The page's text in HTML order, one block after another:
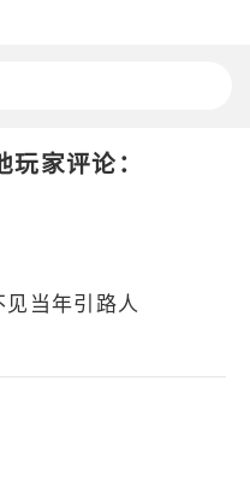
家评论：
当年引路人